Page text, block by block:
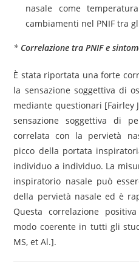
nasale come
cambiamenti nel PNIF tra
* Correlazione tra PNIF e
È stata riportata una forte
la sensazione soggettiva di
mediante questionari [Fairley
sensazione soggettiva di
correlata con la pervietà
picco della portata
individuo a individuo. La
inspiratorio nasale può
della pervietà nasale ed è
Questa correlazione
modo coerente in tutti gli
MS, et Al.].